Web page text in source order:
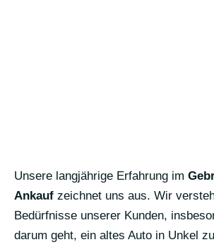
Unsere langjährige Erfahrung im
Ankauf zeichnet uns aus. Wir
Bedürfnisse unserer Kunden,
darum geht, ein altes Auto in Unkel